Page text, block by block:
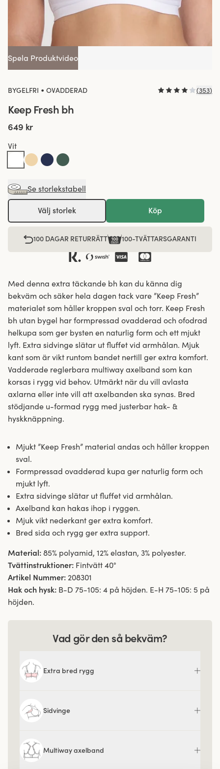
Spela Produktvideo
BYGELFRI • OVADDERAD (353)
Keep Fresh bh
649 kr
Vit
Se storlekstabell
Välj storlek Köp
100 DAGAR RETURRÄTT 100-TVÄTTARSGARANTI
Med denna extra täckande bh kan du känna dig
bekväm och säker hela dagen tack vare ”Keep Fresh”
materialet som håller kroppen sval och torr. Keep Fresh
bh utan bygel har formpressad ovadderad och ofodrad
helkupa som ger bysten en naturlig form och ett mjukt
lyft. Extra sidvinge slätar ut fluffet vid armhålan. Mjuk
kant som är vikt runtom bandet nertill ger extra komfort.
Vadderade reglerbara multiway axelband som kan
korsas i rygg vid behov. Utmärkt när du vill avlasta
axlarna eller inte vill att axelbanden ska synas. Bred
stödjande u-formad rygg med justerbar hak- &
hyskknäppning.
Mjukt ”Keep Fresh” material andas och håller kroppen
sval.
Formpressad ovadderad kupa ger naturlig form och
mjukt lyft.
Extra sidvinge slätar ut fluffet vid armhålan.
Axelband kan hakas ihop i ryggen.
Mjuk vikt nederkant ger extra komfort.
Bred sida och rygg ger extra support.
Material: 85% polyamid, 12% elastan, 3% polyester.
Tvättinstruktioner: Fintvätt 40°
Artikel Nummer: 208301
Hak och hysk: B-D 75-105: 4 på höjden. E-H 75-105: 5 på
höjden.
Vad gör den så bekväm?
Extra bred rygg
Sidvinge
Multiway axelband